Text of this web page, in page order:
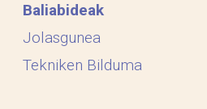
Baliabideak
Jolasgunea
Tekniken Bilduma